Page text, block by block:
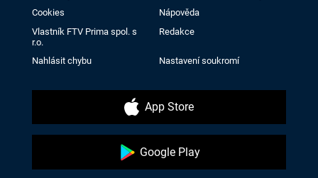
Cookies
Nápověda
Vlastník FTV Prima spol. s
r.o.
Redakce
Nahlásit chybu Nastavení soukromí
App Store
Google Play